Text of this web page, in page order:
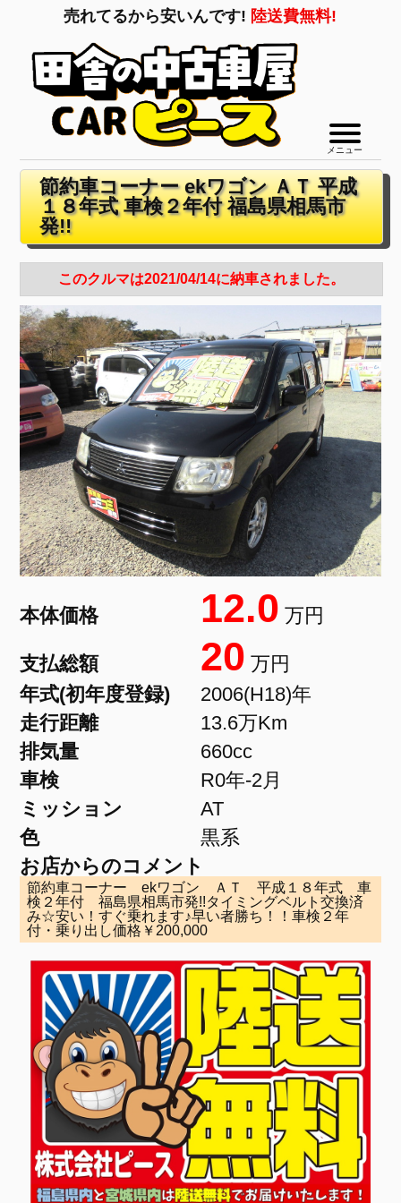
売れてるから安いんです! 陸送費無料!
メニュー
節約車コーナー ekワゴン ＡＴ 平成
１８年式 車検２年付 福島県相馬市
発!!
このクルマは2021/04/14に納車されました。
本体価格 12.0 万円
支払総額 20 万円
年式(初年度登録)
2006(H18)年
走行距離
13.6万Km
排気量
660cc
車検
R0年-2月
ミッション
AT
色
黒系
お店からのコメント
節約車コーナー ekワゴン ＡＴ 平成１８年式 車
検２年付 福島県相馬市発!!タイミングベルト交換済
み☆安い！すぐ乗れます♪早い者勝ち！！車検２年
付・乗り出し価格￥200,000